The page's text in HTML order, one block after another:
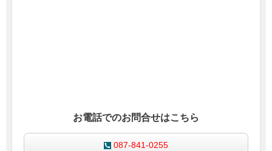
お電話でのお問合せはこちら
087-841-0255